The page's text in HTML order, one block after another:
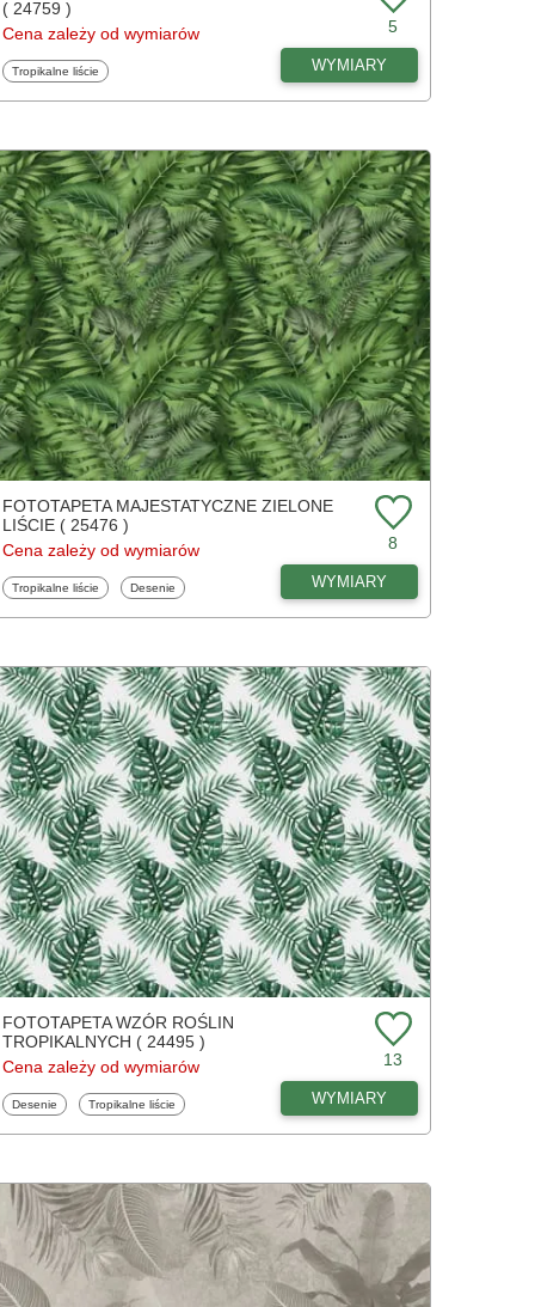
( 24759 )
Cena zależy od wymiarów
5
Fototapety
Tropikalne liście WYMIARY
FOTOTAPETA MAJESTATYCZNE ZIELONE
LIŚCIE ( 25476 )
Cena zależy od wymiarów
8
Fototapety
Tropikalne liście Fototapety
Desenie WYMIARY
FOTOTAPETA WZÓR ROŚLIN
TROPIKALNYCH ( 24495 )
Cena zależy od wymiarów
13
Fototapety
Desenie Fototapety
Tropikalne liście WYMIARY